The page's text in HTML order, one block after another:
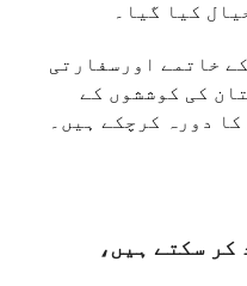
کیا گیا۔
خاتمے اورسفارتی
کی کوششوں کے
دورہ کرچکے ہیں۔
کر سکتے ہیں،